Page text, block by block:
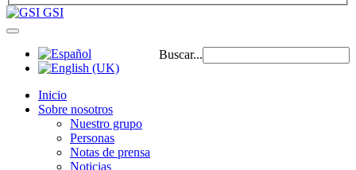
GSI
Buscar...
Inicio
Sobre nosotros
Nuestro grupo
Personas
Notas de prensa
Noticias